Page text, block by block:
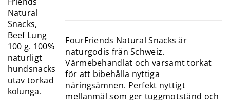
FourFriends Natural Snacks är
naturgodis från Schweiz.
Värmebehandlat och varsamt torkat
för att bibehålla nyttiga
näringsämnen. Perfekt nyttigt
mellanmål som ger tuggmotstånd och